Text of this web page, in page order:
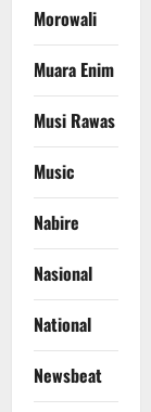
Morowali
Muara Enim
Musi Rawas
Music
Nabire
Nasional
National
Newsbeat